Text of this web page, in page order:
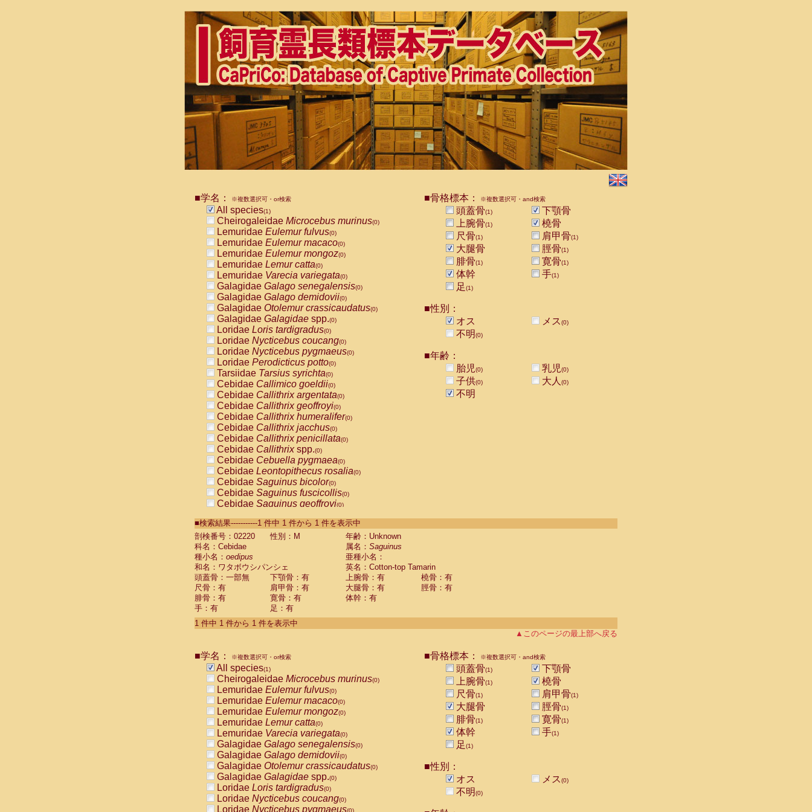
■学名： ※複数選択可・or検索
All species(1)
Cheirogaleidae Microcebus murinus(0)
Lemuridae Eulemur fulvus(0)
Lemuridae Eulemur macaco(0)
Lemuridae Eulemur mongoz(0)
Lemuridae Lemur catta(0)
Lemuridae Varecia variegata(0)
Galagidae Galago senegalensis(0)
Galagidae Galago demidovii(0)
Galagidae Otolemur crassicaudatus(0)
Galagidae Galagidae spp.(0)
Loridae Loris tardigradus(0)
Loridae Nycticebus coucang(0)
Loridae Nycticebus pygmaeus(0)
Loridae Perodicticus potto(0)
Tarsiidae Tarsius syrichta(0)
Cebidae Callimico goeldii(0)
Cebidae Callithrix argentata(0)
Cebidae Callithrix geoffroyi(0)
Cebidae Callithrix humeralifer(0)
Cebidae Callithrix jacchus(0)
Cebidae Callithrix penicillata(0)
Cebidae Callithrixspp.(0)
Cebidae Cebuella pygmaea(0)
Cebidae Leontopithecus rosalia(0)
Cebidae Saguinus bicolor(0)
Cebidae Saguinus fuscicollis(0)
Cebidae Saguinus geoffroyi(0)
CebidaeSaguinus labiatus(0)
Cebidae Saguinus leucopus (0)
Cebidae
Cebidae
CebidaeSaguinus nigricollis (0)
Cebidae Saguinus oedipus
Cebidae Saguinus weddelli
Cebidae Saguinusspp.
Cebidae Aotus trivirgatus
Cebidae Cebus albifrons
CebidaeCebus nigrivittatus
CebidaeCebus
CebidaeSaimiri boliviensis(0)
CebidaeSaimiri sciureus(0)
AtelidaeAlouatta caraya(0)
AtelidaeAlouatta fusca(0)
AtelidaeAlouatta seniculus
AtelidaeAlouattaspp.(0)
AtelidaeAteles belzebuth(0)
AtelidaeAteles geoffroyi(0)
AtelidaeAteles paniscus(0)
AtelidaeAtelesspp.(0)
Atelidae Lagothrix lagothricha
AtelidaeLagothrix lagothricha cana
PitheciidaeCacajao calvus rubicundus
■骨格標本： ※複数選択可・and検索
頭蓋骨(1)
下顎骨
上腕骨(1)
橈骨
尺骨(1) 肩甲骨(1)
大腿骨 脛骨(1)
腓骨(1) 寛骨(1)
体幹 手(1)
足(1)
■性別：
オス
メス(0)
不明(0)
■年齢：
胎児(0) 乳児(0)
子供(0) 大人 (0)
不明
■検索結果-----------1 件中 1 件から 1 件を表示中
剖検番号：02220
性別：M
年齢：Unknown
科名：Cebidae
属名： Saguinus
種小名： oedipus
亜種小名：
和名：ワタボウシパンシェ
英名：Cotton-top Tamarin
頭蓋骨：一部無
下顎骨：有 上腕骨：有
橈骨：有
尺骨：有
肩甲骨：有 大腿骨：有
脛骨：有
腓骨：有
寛骨：有
体幹：有
手：有
足：有
1 件中 1 件から 1 件を表示中
▲このページの最上部へ戻る
■学名： ※複数選択可・or検索
All species(1)
Cheirogaleidae Microcebus murinus(0)
Lemuridae Eulemur fulvus(0)
Lemuridae Eulemur macaco(0)
Lemuridae Eulemur mongoz(0)
Lemuridae Lemur catta(0)
Lemuridae Varecia variegata(0)
Galagidae Galago senegalensis(0)
Galagidae Galago demidovii(0)
Galagidae Otolemur crassicaudatus(0)
Galagidae Galagidae spp.(0)
Loridae Loris tardigradus(0)
Loridae Nycticebus coucang(0)
Loridae Nycticebus pygmaeus(0)
■骨格標本： ※複数選択可・and検索
頭蓋骨(1)
下顎骨
上腕骨(1)
橈骨
尺骨(1) 肩甲骨(1)
大腿骨 脛骨(1)
腓骨(1) 寛骨(1)
体幹 手(1)
足(1)
■性別：
オス
メス(0)
不明(0)